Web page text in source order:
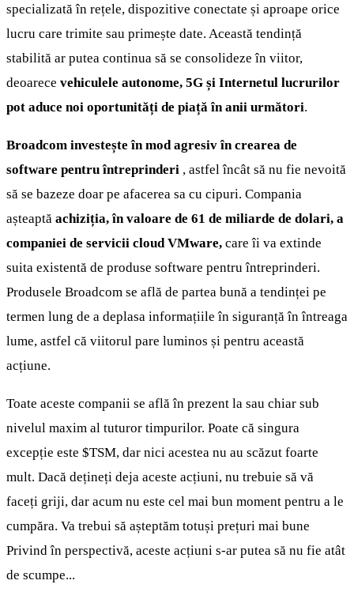
specializată în rețele, dispozitive conectate și aproape orice
lucru care trimite sau primește date. Această tendință
stabilită ar putea continua să se consolideze în viitor,
deoarece vehiculele autonome, 5G și Internetul lucrurilor
pot aduce noi oportunități de piață în anii următori.
Broadcom investește în mod agresiv în crearea de
software pentru întreprinderi , astfel încât să nu fie nevoită
să se bazeze doar pe afacerea sa cu cipuri. Compania
așteaptă achiziția, în valoare de 61 de miliarde de dolari, a
companiei de servicii cloud VMware, care îi va extinde
suita existentă de produse software pentru întreprinderi.
Produsele Broadcom se află de partea bună a tendinței pe
termen lung de a deplasa informațiile în siguranță în întreaga
lume, astfel că viitorul pare luminos și pentru această
acțiune.
Toate aceste companii se află în prezent la sau chiar sub
nivelul maxim al tuturor timpurilor. Poate că singura
excepție este $TSM, dar nici acestea nu au scăzut foarte
mult. Dacă dețineți deja aceste acțiuni, nu trebuie să vă
faceți griji, dar acum nu este cel mai bun moment pentru a le
cumpăra. Va trebui să așteptăm totuși prețuri mai bune
Privind în perspectivă, aceste acțiuni s-ar putea să nu fie atât
de scumpe...